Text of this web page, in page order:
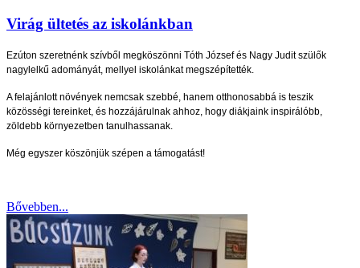
Virág ültetés az iskolánkban
Ezúton szeretnénk szívből megköszönni Tóth József és Nagy Judit szülők
nagylelkű adományát, mellyel iskolánkat megszépítették.
A felajánlott növények nemcsak szebbé, hanem otthonosabbá is teszik
közösségi tereinket, és hozzájárulnak ahhoz, hogy diákjaink inspirálóbb,
zöldebb környezetben tanulhassanak.
Még egyszer köszönjük szépen a támogatást!
Bővebben...